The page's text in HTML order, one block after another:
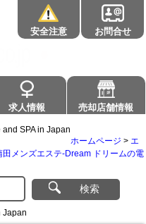
安全注意 お問合せ
求人情報 売却店舗情報
SPA in Japan
ホームページ > エ
田メンズエステ-Dream ドリームの電
検索
Japan